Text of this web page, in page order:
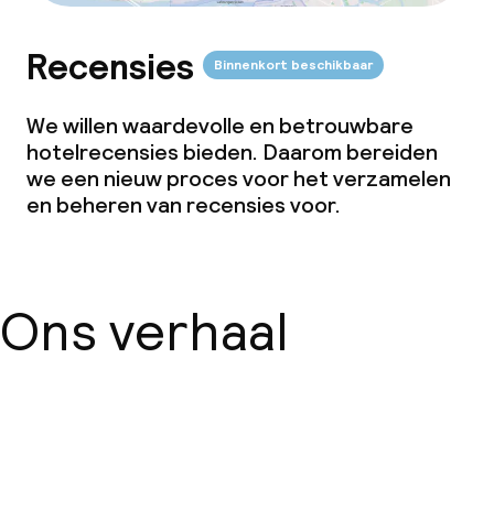
Recensies Binnenkort beschikbaar
We willen waardevolle en betrouwbare
hotelrecensies bieden. Daarom bereiden
we een nieuw proces voor het verzamelen
en beheren van recensies voor.
Ons verhaal